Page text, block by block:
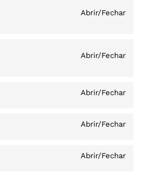
Abrir/Fechar
Abrir/Fechar
Abrir/Fechar
Abrir/Fechar
Abrir/Fechar